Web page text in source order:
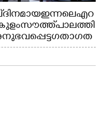
ദിനമായ ഇന്നലെ എറ
സൗത്ത് പാലത്തി
ഗതാഗത